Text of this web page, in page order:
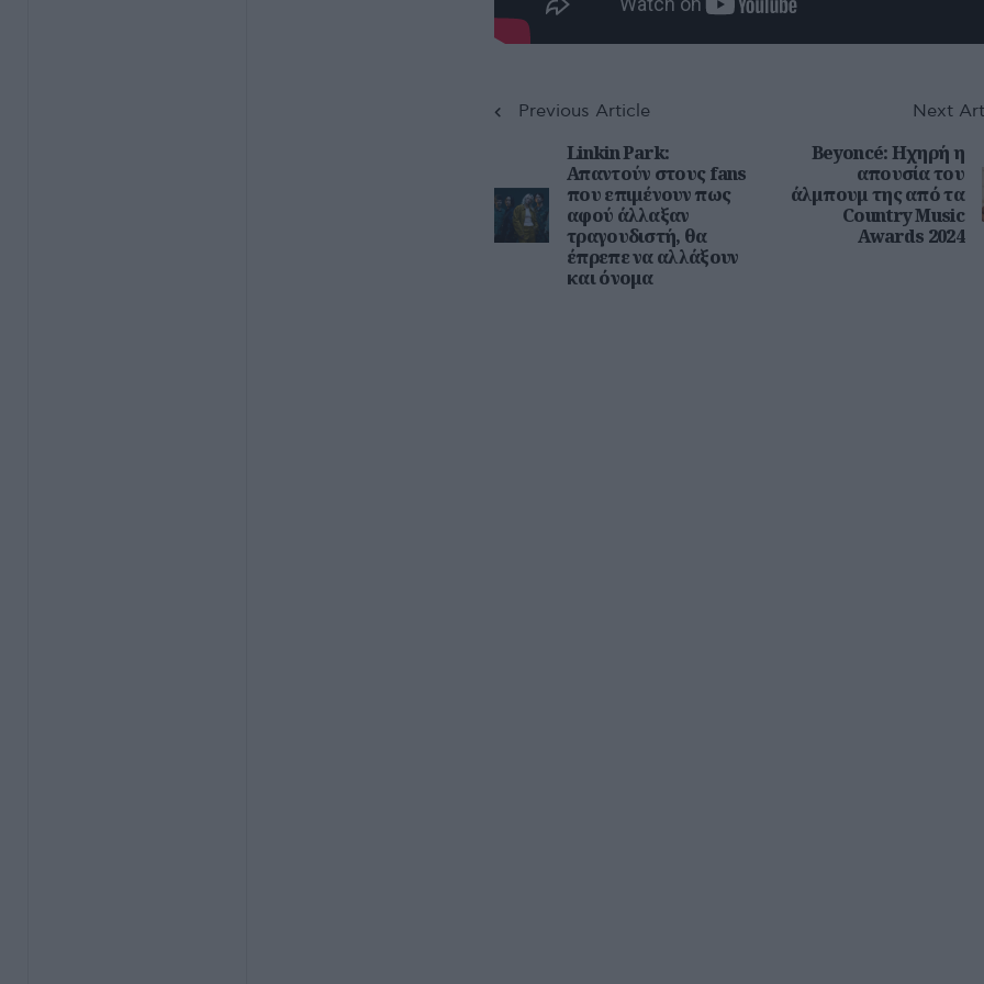
Previous Article
Linkin Park:
Απαντούν στους fans
που επιμένουν πως
αφού άλλαξαν
τραγουδιστή, θα
έπρεπε να αλλάξουν
και όνομα
Next
Beyoncé: Ηχηρή η
απουσία του
άλμπουμ της από τα
Country Music
Awards 2024